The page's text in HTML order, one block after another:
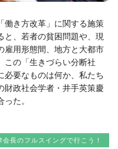
働き方改革」に関する施策
と、若者の貧困問題や、現
雇用形態間、地方と大都市
この「生きづらい分断社
必要なものは何か、私たち
財政社会学者・井手英策慶
た。
会長のフルスイングで行こう！